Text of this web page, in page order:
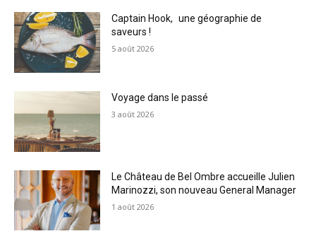
Captain Hook, une géographie de
saveurs !
5 août 2026
Voyage dans le passé
3 août 2026
Le Château de Bel Ombre accueille Julien
Marinozzi, son nouveau General Manager
1 août 2026